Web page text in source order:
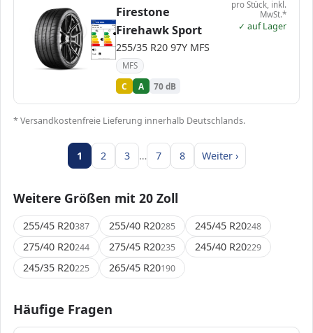
ENERG 1479704
Firestone
21298
255/35 R20 97Y
C1
A
B
C C
D
E
A
A
B
C
D
E
70 dB
Firestone
Firehawk Sport
255/35 R20 97Y MFS
MFS
C A 70 dB
pro Stück, inkl.
MwSt.*
✓ auf Lager
* Versandkostenfreie Lieferung innerhalb Deutschlands.
1 2 3 … 7 8 Weiter ›
Weitere Größen mit 20 Zoll
255/45 R20387 255/40 R20285 245/45 R20248
275/40 R20244 275/45 R20235 245/40 R20229
245/35 R20225 265/45 R20190
Häufige Fragen